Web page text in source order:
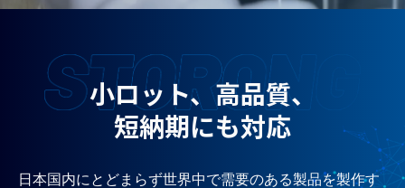
小ロット、高品質、
短納期にも対応
日本国内にとどまらず世界中で需要のある製品を製作す